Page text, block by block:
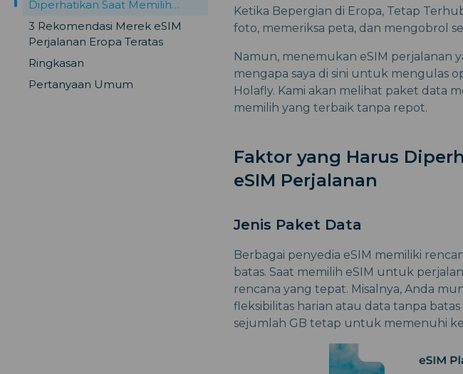
Diperhatikan Saat Memilih
Merek eSIM Perjalanan
3 Rekomendasi Merek eSIM
Perjalanan Eropa Teratas
Ringkasan
Pertanyaan Umum
Ketika Bepergian di Eropa, Tetap
foto, memeriksa peta, dan mengobrol
Namun, menemukan eSIM perjalanan
mengapa saya di sini untuk mengulas
Holafly. Kami akan melihat paket data
memilih yang terbaik tanpa repot.
Faktor yang Harus
eSIM Perjalanan
Jenis Paket Data
Berbagai penyedia eSIM memiliki
batas. Saat memilih eSIM untuk
rencana yang tepat. Misalnya, Anda
fleksibilitas harian atau data tanpa
sejumlah GB tetap untuk memenuhi